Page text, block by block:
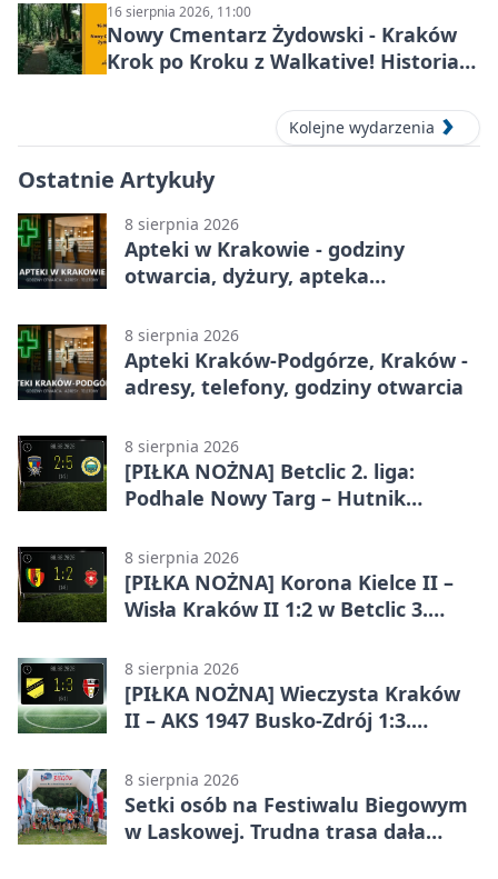
16 sierpnia 2026, 11:00
Nowy Cmentarz Żydowski - Kraków
Krok po Kroku z Walkative! Historia
Kolejne wydarzenia
Ostatnie Artykuły
8 sierpnia 2026
Apteki w Krakowie - godziny
otwarcia, dyżury, apteka
8 sierpnia 2026
Apteki Kraków-Podgórze, Kraków -
adresy, telefony, godziny otwarcia
8 sierpnia 2026
[PIŁKA NOŻNA] Betclic 2. liga:
Podhale Nowy Targ – Hutnik
efektownym zwycięstwem
8 sierpnia 2026
[PIŁKA NOŻNA] Korona Kielce II –
Wisła Kraków II 1:2 w Betclic 3.
odwróciła losy meczu
8 sierpnia 2026
[PIŁKA NOŻNA] Wieczysta Kraków
II – AKS 1947 Busko-Zdrój 1:3.
Liga Grupa 4 (Grupa IV)
8 sierpnia 2026
Setki osób na Festiwalu Biegowym
w Laskowej. Trudna trasa dała